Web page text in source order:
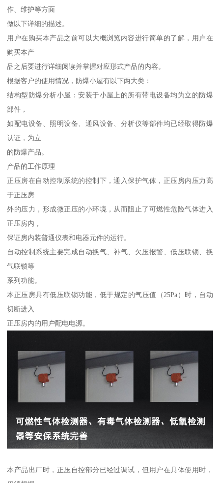
作、维护等方面
做以下详细的描述。
用户在购买本产品之前可以大概浏览内容进行简单的了解，用户在
购买本产
品之后要进行详细阅读并掌握对应形式产品的内容。
根据客户的使用情况，防爆小屋有以下两大类：
结构型防爆分析小屋：安装于小屋上的所有带电设备均为立的防爆
部件，
如配电设备、照明设备、通风设备、分析仪等部件均已经取得防爆
认证，为立
的防爆产品。
产品的工作原理
正压房在自动控制系统的控制下，通入保护气体，正压房内压力高
于正压房
外的压力，形成微正压的小环境，从而阻止了可燃性危险气体进入
正压房内，
保证房内装普通仪表和电器元件的运行。
自动控制系统主要完成自动换气、补气、欠压报警、低压联锁、换
气联锁等
系列功能。
本正压房具有低压联锁功能，低于规定的气压值（25Pa）时，自动
切断进入
正压房内的用户配电电源。
本产品出厂时，正压自控部分已经过调试，但用户在具体使用时，